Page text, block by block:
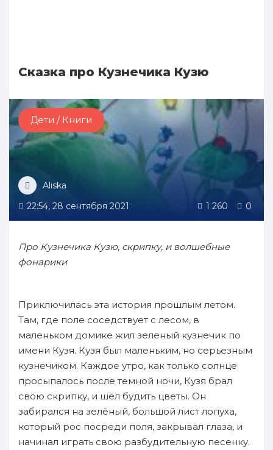
Сказка про Кузнечика Кузю
Дети / Книги
Aliska
22:54, 28 сентября 2021
1 260 0
Про Кузнечика Кузю, скрипку, и волшебные
фонарики
Приключилась эта история прошлым летом.
Там, где поле соседствует с лесом, в
маленьком домике жил зеленый кузнечик по
имени Кузя. Кузя был маленьким, но серьезным
кузнечиком. Каждое утро, как только солнце
просыпалось после темной ночи, Кузя брал
свою скрипку, и шёл будить цветы. Он
забирался на зелёный, большой лист лопуха,
который рос посреди поля, закрывал глаза, и
начинал играть свою разбудительную песенку.